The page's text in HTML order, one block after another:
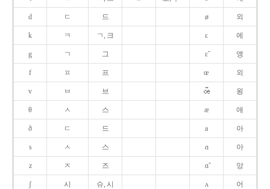
d ㄷ 드 ø 외
k ㅋ ㄱ, 크 ɛ 에
g ㄱ 그 ɛ̃ 앵
f ㅍ 프 œ 외
v ㅂ 브 욍
θ ㅅ 스 æ 애
ð ㄷ 드 a 아
s ㅅ 스 ɑ 아
z ㅈ 즈 ɑ̃ 앙
ʃ 시 슈, 시 ʌ 어